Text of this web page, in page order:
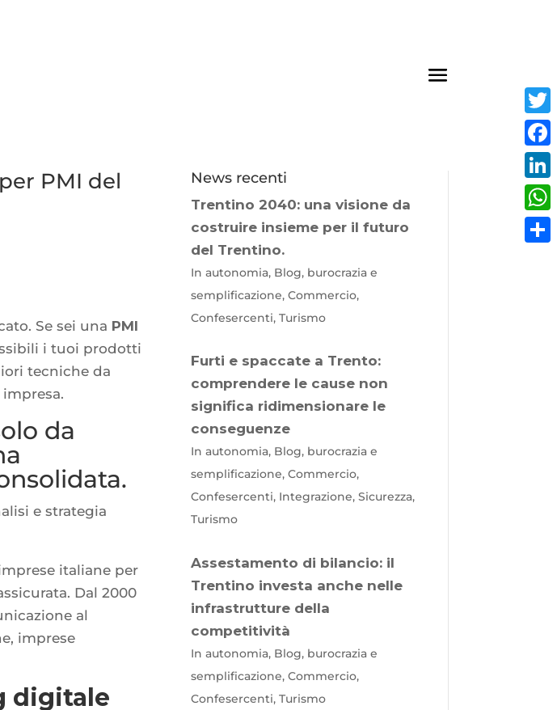
PMI del
Se sei una PMI
i tuoi prodotti
tecniche da
da
e strategia
italiane per
Dal 2000
al
imprese
digitale
News recenti
Trentino 2040: una visione da
costruire insieme per il futuro
del Trentino.
In autonomia, Blog, burocrazia e
semplificazione, Commercio,
Confesercenti, Turismo
Furti e spaccate a Trento:
comprendere le cause non
significa ridimensionare le
conseguenze
In autonomia, Blog, burocrazia e
semplificazione, Commercio,
Confesercenti, Integrazione, Sicurezza,
Turismo
Assestamento di bilancio: il
Trentino investa anche nelle
infrastrutture della
competitività
In autonomia, Blog, burocrazia e
semplificazione, Commercio,
Confesercenti, Turismo